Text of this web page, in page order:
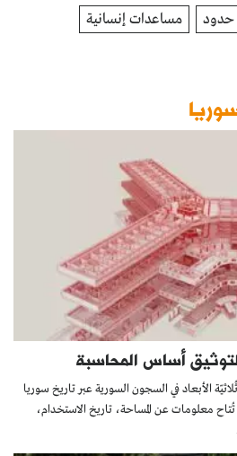
حدود
مساعدات إنسانية
أساس المحاسبة
الأبعاد في السجون السورية عبر تاريخ سوريا
معلومات عن المساحة، تاريخ الاستخدام،